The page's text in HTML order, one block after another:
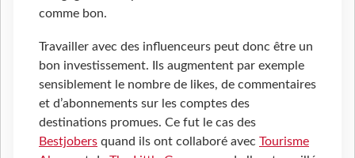
comme bon.
Travailler avec des influenceurs peut donc être un
bon investissement. Ils augmentent par exemple
sensiblement le nombre de likes, de commentaires
et d’abonnements sur les comptes des
destinations promues. Ce fut le cas des
Bestjobers quand ils ont collaboré avec Tourisme